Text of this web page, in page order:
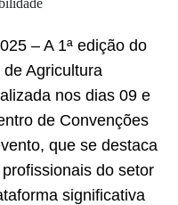
– A 1ª edição do
Agricultura
nos dias 09 e
de Convenções
que se destaca
do setor
significativa